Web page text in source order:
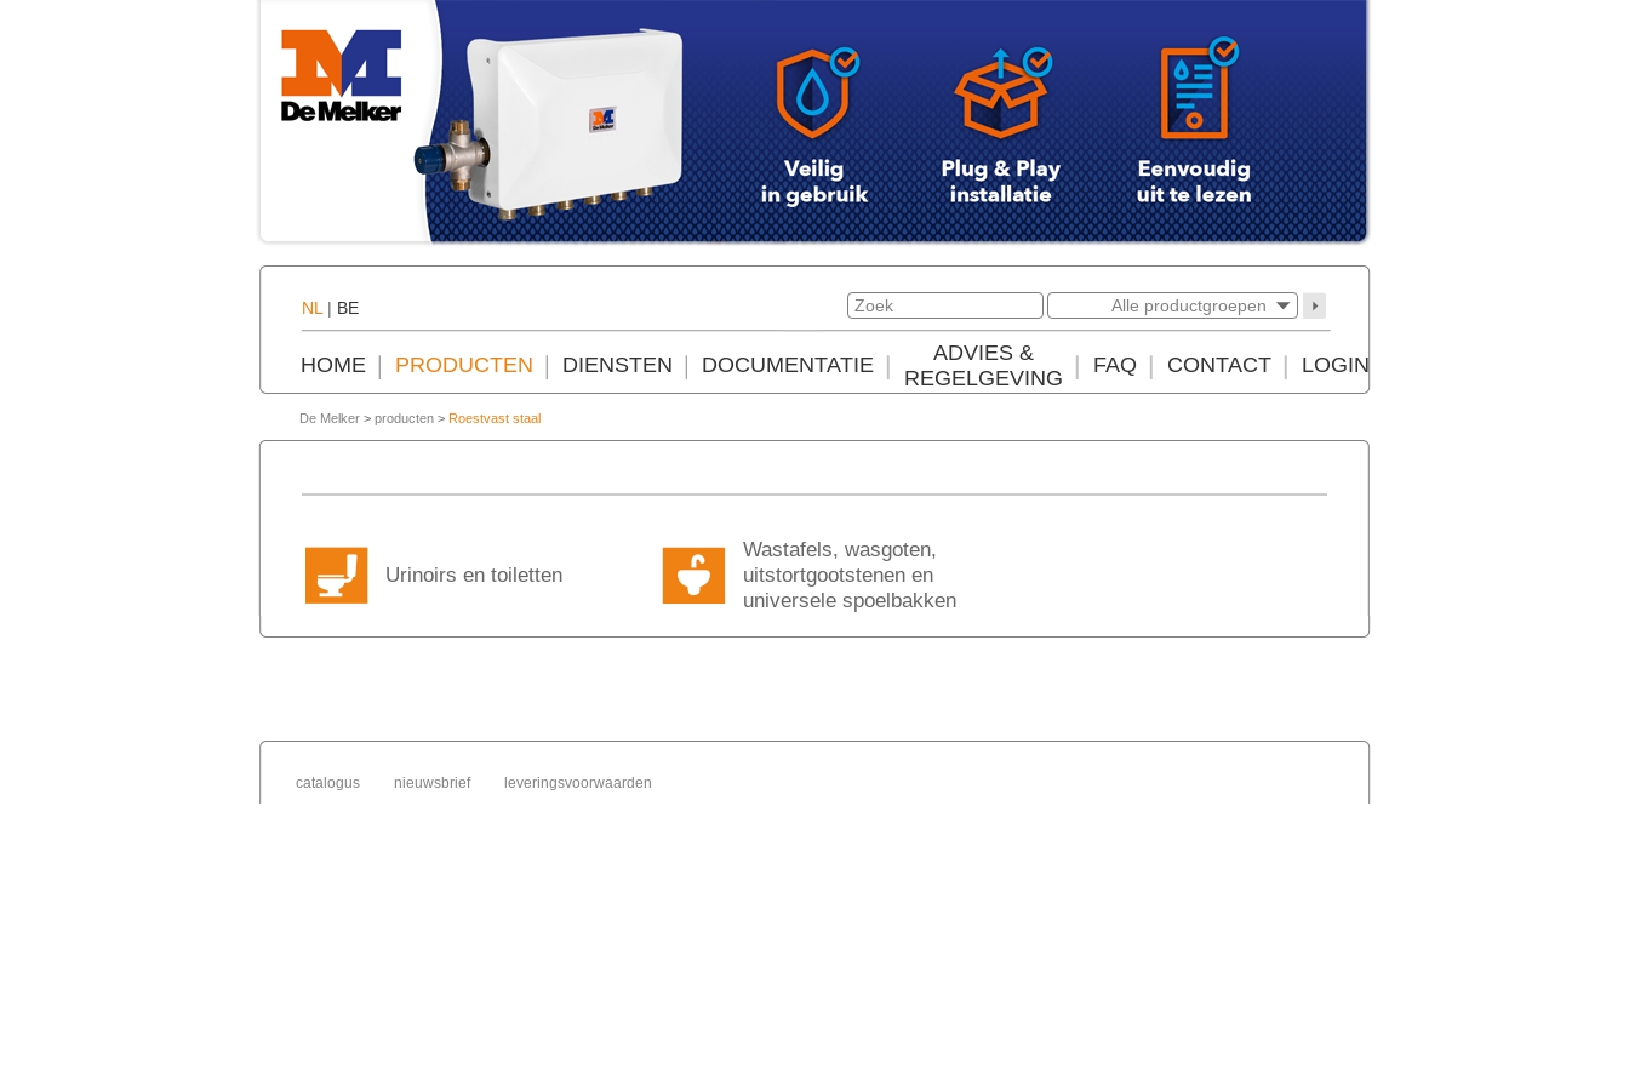
NL | BE Alle productgroepen
HOME PRODUCTEN DIENSTEN DOCUMENTATIE
ADVIES &
REGELGEVING
FAQ CONTACT LOGIN
De Melker > producten > Roestvast staal
Urinoirs en toiletten
Wastafels, wasgoten,
uitstortgootstenen en
universele spoelbakken
catalogus nieuwsbrief leveringsvoorwaarden